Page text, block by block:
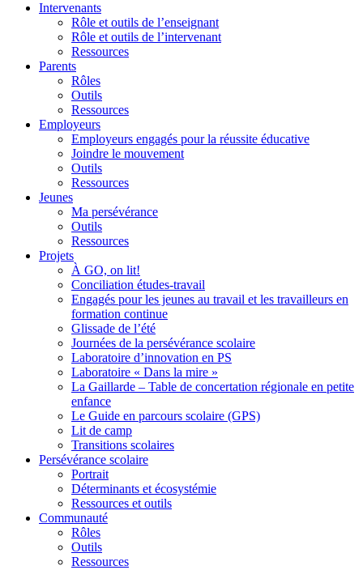
Intervenants
Rôle et outils de l’enseignant
Rôle et outils de l’intervenant
Ressources
Parents
Rôles
Outils
Ressources
Employeurs
Employeurs engagés pour la réussite éducative
Joindre le mouvement
Outils
Ressources
Jeunes
Ma persévérance
Outils
Ressources
Projets
À GO, on lit!
Conciliation études-travail
Engagés pour les jeunes au travail et les travailleurs en
formation continue
Glissade de l’été
Journées de la persévérance scolaire
Laboratoire d’innovation en PS
Laboratoire « Dans la mire »
La Gaillarde – Table de concertation régionale en petite
enfance
Le Guide en parcours scolaire (GPS)
Lit de camp
Transitions scolaires
Persévérance scolaire
Portrait
Déterminants et écosystémie
Ressources et outils
Communauté
Rôles
Outils
Ressources